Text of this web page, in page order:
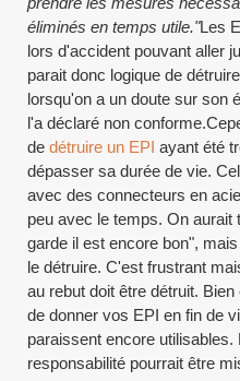
éliminés en temps utile."Les
lors d'accident pouvant aller
parait donc logique de
lorsqu'on a un doute sur son
l'a déclaré non
dedétruire un EPI ayant été
dépasser sa durée de vie.
avec des connecteurs en
peu avec le temps. On aurait
garde il est encore bon",
le détruire. C'est frustrant
au rebut doit être détruit.
de donner vos EPI en fin de
paraissent encore
responsabilité pourrait être